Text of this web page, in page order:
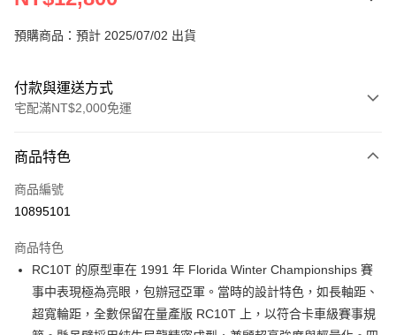
預購商品：預計 2025/07/02 出貨
付款與運送方式
宅配滿NT$2,000免運
信用卡一次付款
信用卡分期付款
合作金庫商業銀行
華南商業銀行
彰化商業銀行
上海商業儲蓄銀行
台北富邦商業銀行
國泰世華商業銀行
兆豐國際商業銀行
臺灣中小企業銀行
台中商業銀行
6 期 0 利率 每期
華南商業銀行
彰化商業銀行
上海商業儲蓄銀行
台北富邦商業銀行
12 期 0 利率 每期 NT$1,066 21家銀行
合作金庫商業銀行
第一商業銀行
24 期 0 利率 每期NT$533 20家銀行
商品特色
商品編號
10895101
商品特色
RC10T 的原型車在 1991 年 Florida Winter Championships 賽
事中表現極為亮眼，包辦冠亞軍。當時的設計特色，如長軸距、
超寬輪距，全數保留在量產版 RC10T 上，以符合卡車級賽事規